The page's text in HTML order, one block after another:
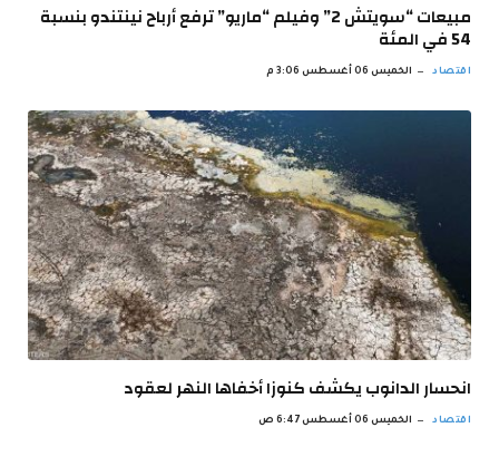
مبيعات “سويتش 2” وفيلم “ماريو” ترفع أرباح نينتندو بنسبة
54 في المئة
اقتصاد الخميس 06 أغسطس 3:06 م
انحسار الدانوب يكشف كنوزا أخفاها النهر لعقود
اقتصاد الخميس 06 أغسطس 6:47 ص